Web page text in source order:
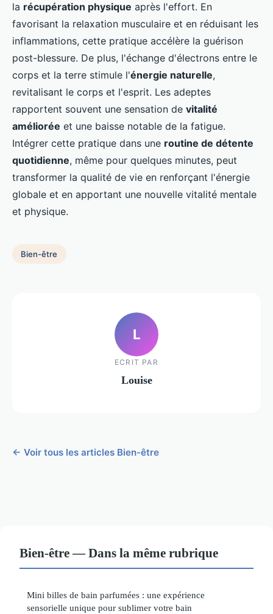
la récupération physique après l'effort. En
favorisant la relaxation musculaire et en réduisant les
inflammations, cette pratique accélère la guérison
post-blessure. De plus, l'échange d'électrons entre le
corps et la terre stimule l'énergie naturelle,
revitalisant le corps et l'esprit. Les adeptes
rapportent souvent une sensation de vitalité
améliorée et une baisse notable de la fatigue.
Intégrer cette pratique dans une routine de détente
quotidienne, même pour quelques minutes, peut
transformer la qualité de vie en renforçant l'énergie
globale et en apportant une nouvelle vitalité mentale
et physique.
Bien-être
L
ECRIT PAR
Louise
← Voir tous les articles Bien-être
Bien-être — Dans la même rubrique
Mini billes de bain parfumées : une expérience
sensorielle unique pour sublimer votre bain